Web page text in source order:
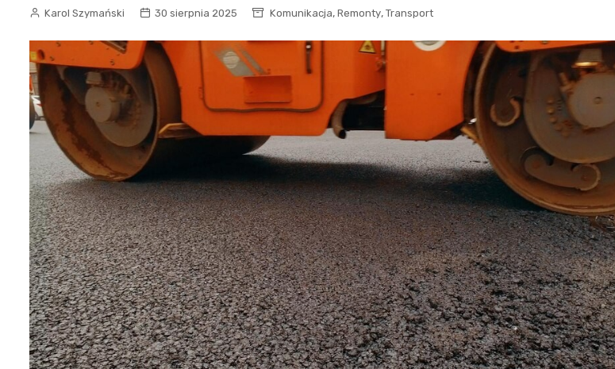
Karol Szymański 30 sierpnia 2025 Komunikacja, Remonty, Transport